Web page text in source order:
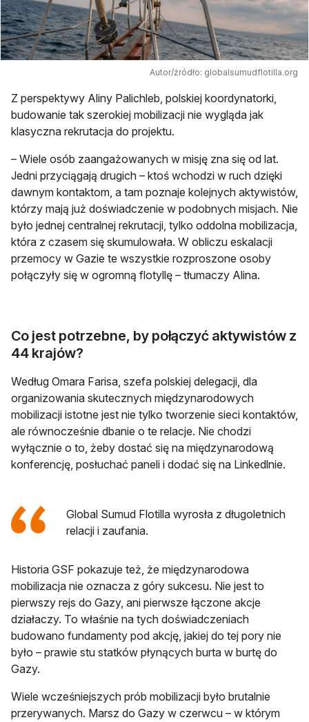
Autor/źródło: globalsumudflotilla.org
Z perspektywy Aliny Palichleb, polskiej koordynatorki,
budowanie tak szerokiej mobilizacji nie wygląda jak
klasyczna rekrutacja do projektu.
– Wiele osób zaangażowanych w misję zna się od lat.
Jedni przyciągają drugich – ktoś wchodzi w ruch dzięki
dawnym kontaktom, a tam poznaje kolejnych aktywistów,
którzy mają już doświadczenie w podobnych misjach. Nie
było jednej centralnej rekrutacji, tylko oddolna mobilizacja,
która z czasem się skumulowała. W obliczu eskalacji
przemocy w Gazie te wszystkie rozproszone osoby
połączyły się w ogromną flotyllę – tłumaczy Alina.
Co jest potrzebne, by połączyć aktywistów z
44 krajów?
Według Omara Farisa, szefa polskiej delegacji, dla
organizowania skutecznych międzynarodowych
mobilizacji istotne jest nie tylko tworzenie sieci kontaktów,
ale równocześnie dbanie o te relacje. Nie chodzi
wyłącznie o to, żeby dostać się na międzynarodową
konferencję, posłuchać paneli i dodać się na Linkedlnie.
Global Sumud Flotilla wyrosła z długoletnich
relacji i zaufania.
Historia GSF pokazuje też, że międzynarodowa
mobilizacja nie oznacza z góry sukcesu. Nie jest to
pierwszy rejs do Gazy, ani pierwsze łączone akcje
działaczy. To właśnie na tych doświadczeniach
budowano fundamenty pod akcję, jakiej do tej pory nie
było – prawie stu statków płynących burta w burtę do
Gazy.
Wiele wcześniejszych prób mobilizacji było brutalnie
przerywanych. Marsz do Gazy w czerwcu – w którym